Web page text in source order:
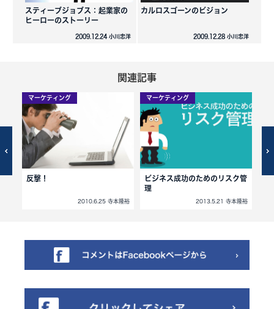
スティーブジョブス：起業家の
ヒーローのストーリー
2009.12.24 小川忠洋
カルロスゴーンのビジョン
2009.12.28 小川忠洋
関連記事
マーケティング
反撃！
2010.6.25 寺本隆裕
マーケティング
ビジネス成功のためのリスク管
理
2013.5.21 寺本隆裕